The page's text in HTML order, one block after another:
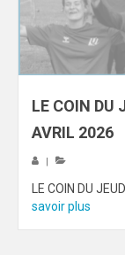
LE COIN DU
AVRIL 2026
|
LE COIN DU
savoir plus